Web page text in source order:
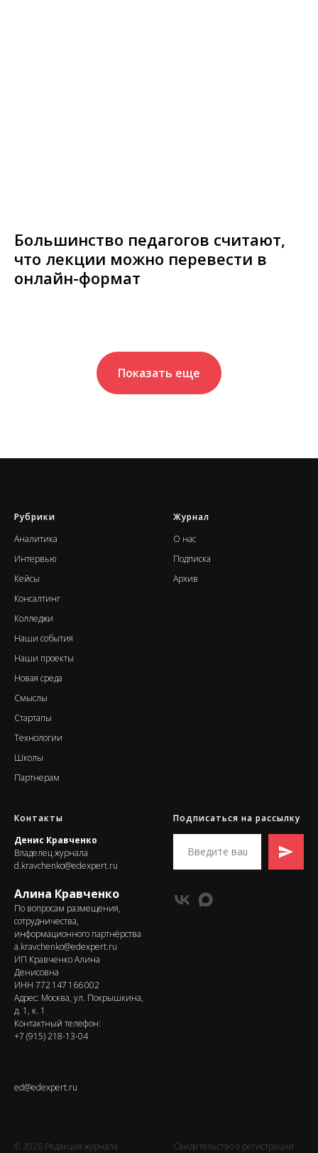
Большинство педагогов считают,
что лекции можно перевести в
онлайн-формат
Показать еще
Рубрики
Аналитика
Интервью
Кейсы
Консалтинг
Колледжи
Наши события
Наши проекты
Новая среда
Смыслы
Стартапы
Технологии
Школы
Партнерам
Журнал
О нас
Подписка
Архив
Контакты
Денис Кравченко
Владелец журнала
d.kravchenko@edexpert.ru
Алина Кравченко
По вопросам размещения,
сотрудничества,
информационного партнёрства
a.kravchenko@edexpert.ru
ИП Кравченко Алина
Денисовна
ИНН 772 147 166 002
Адрес: Москва, ул. Покрышкина,
д. 1, к. 1
Контактный телефон:
+7 (915) 218-13-04
ed@edexpert.ru
Подписаться на рассылку
© 2026 Редакция журнала
Свидетельство о регистрации